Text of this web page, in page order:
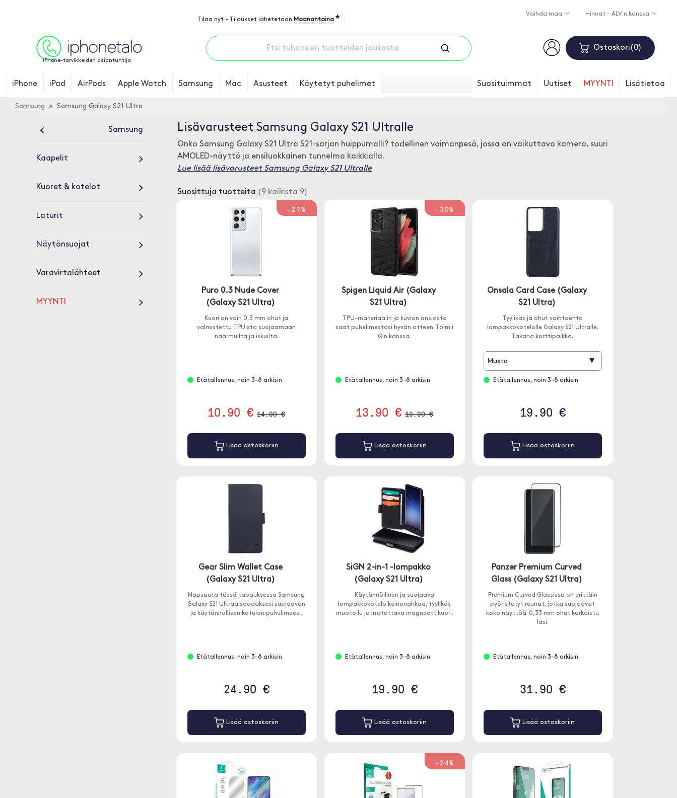
Tilaa nyt - Tilaukset lähetetään Maanantaina *
Vaihda maa Hinnat - ALV:n kanssa
iPhone-tarvikkeiden asiantuntija
Ostoskori 0
iPhone iPad AirPods Apple Watch Samsung Mac Asusteet Käytetyt puhelimet Suosituimmat Uutiset MYYNTI Lisätietoa
Samsung » Samsung Galaxy S21 Ultra
Samsung
Kaapelit
Kuoret & kotelot
Laturit
Näytönsuojat
Varavirtalähteet
MYYNTI
Lisävarusteet Samsung Galaxy S21 Ultralle
Onko Samsung Galaxy S21 Ultra S21-sarjan huippumalli? todellinen voimanpesä, jossa on vaikuttava kamera, suuri
AMOLED-näyttö ja ensiluokkainen tunnelma kaikkialla.
Lue lisää lisävarusteet Samsung Galaxy S21 Ultralle
Suosittuja tuotteita (9 kaikista 9)
-27%
Puro 0.3 Nude Cover
(Galaxy S21 Ultra)
Kuori on vain 0,3 mm ohut ja
valmistettu TPU:sta suojaamaan
naarmuilta ja iskuilta.
Etätallennus, noin 3-8 arkisin
10.90 € 14.90 €
Lisää ostoskoriin
-30%
Spigen Liquid Air (Galaxy
S21 Ultra)
TPU-materiaalin ja kuvion ansiosta
saat puhelimestasi hyvän otteen. Toimii
Qin kanssa.
Etätallennus, noin 3-8 arkisin
13.90 € 19.90 €
Lisää ostoskoriin
Onsala Card Case (Galaxy
S21 Ultra)
Tyylikäs ja ohut vaihtoehto
lompakkokotelolle Galaxy S21 Ultralle.
Takana korttipaikka.
Musta ▾
Etätallennus, noin 3-8 arkisin
19.90 €
Lisää ostoskoriin
Gear Slim Wallet Case
(Galaxy S21 Ultra)
Napsauta tässä tapauksessa Samsung
Galaxy S21 Ultraa saadaksesi suojaavan
ja käytännöllisen kotelon puhelimeesi.
Etätallennus, noin 3-8 arkisin
24.90 €
Lisää ostoskoriin
SiGN 2-in-1 -lompakko
(Galaxy S21 Ultra)
Käytännöllinen ja suojaava
lompakkokotelo keinonahkaa, tyylikäs
muotoilu ja irrotettava magneettikuori.
Etätallennus, noin 3-8 arkisin
19.90 €
Lisää ostoskoriin
Panzer Premium Curved
Glass (Galaxy S21 Ultra)
Premium Curved Glassissa on erittäin
pyöristetyt reunat, jotka suojaavat
koko näyttöä. 0,33 mm ohut karkaistu
lasi.
Etätallennus, noin 3-8 arkisin
31.90 €
Lisää ostoskoriin
-24%